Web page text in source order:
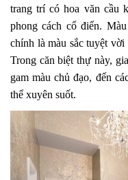
trang trí có hoa văn cầu
phong cách cổ điển.
chính là màu sắc tuyệt vời
Trong căn biệt thự này,
gam màu chủ đạo, đến
thể xuyên suốt.